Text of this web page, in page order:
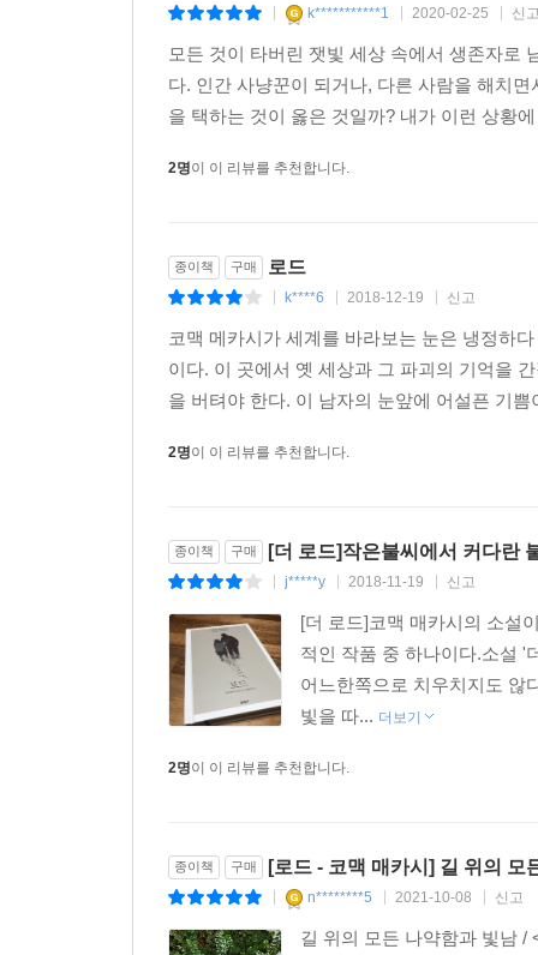
남자는 매일 피가 섞여 나오는 기침을 하며 잠
위험한 충동 때문에 아들의 신변이 위험에 처하지
이미 사라진 문명에 대해 아들은 아는 바가 없다
모든 사람을 경계하는 아버지와 그 사람들에 대
때문일 거라고 생각했다. (본문 p.148)
극도의 공포에 시달린다. 죽음 직전에 다시 살
자들을” 부러워한다(본문 p.260). 삶을 불가능하
서로가 서로에게 세상의 전부였다.
나한테는 네가 있는 거야. (본문 p.64)
그곳에서 그토록 갈망하던 구원을 찾을 수 있을까
살아남아라!
이 책의 마지막 페이지에서 보여주는 최후의
이야기는 마무리된다. 데니스 루헤인(소설가, 『
k***********1 2020-02-25 신
모든 것이 타버린 잿빛 세상 속에서 생존자로
다. 인간 사냥꾼이 되거나, 다른 사람을 해치
을 택하는 것이 옳은 것일까? 내가 이런 상황
2명이 이 리뷰를 추천합니다.
종이책 구매 로드
k****6 2018-12-19 신고
코맥 메카시가 세계를 바라보는 눈은 냉정하
이다. 이 곳에서 옛 세상과 그 파괴의 기억을
을 버텨야 한다. 이 남자의 눈앞에 어설픈 기
2명이 이 리뷰를 추천합니다.
종이책 구매 [더 로드]작은불씨에서 커다란
j*****y 2018-11-19 신고
[더 로드]코맥 매카시의 소설
적인 작품 중 하나이다.소설 '
어느한쪽으로 치우치지도 않
빛을 따... 더보기
2명이 이 리뷰를 추천합니다.
종이책 구매 [로드 - 코맥 매카시] 길 위의 모
n********5 2021-10-08 신고
길 위의 모든 나약함과 빛남 /